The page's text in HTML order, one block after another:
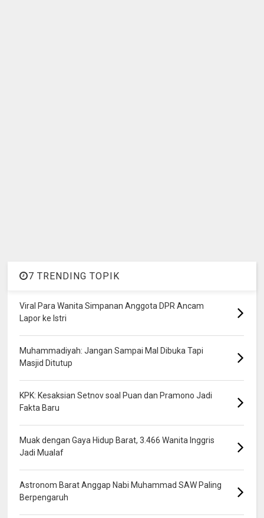
7 TRENDING TOPIK
Viral Para Wanita Simpanan Anggota DPR Ancam
Lapor ke Istri
Muhammadiyah: Jangan Sampai Mal Dibuka Tapi
Masjid Ditutup
KPK: Kesaksian Setnov soal Puan dan Pramono Jadi
Fakta Baru
Muak dengan Gaya Hidup Barat, 3.466 Wanita Inggris
Jadi Mualaf
Astronom Barat Anggap Nabi Muhammad SAW Paling
Berpengaruh